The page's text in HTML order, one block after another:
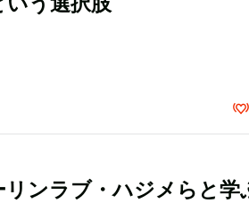
ンラブ・ハジメらと学